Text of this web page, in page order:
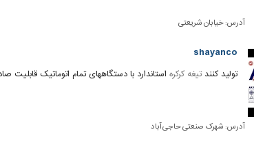
آدرس:خیابان شریعتی
shayanco
تولید کنندتیغه کرکره استاندارد با دستگاههای تمام اتوماتیک
آدرس: شهرک صنعتی حاجی آباد